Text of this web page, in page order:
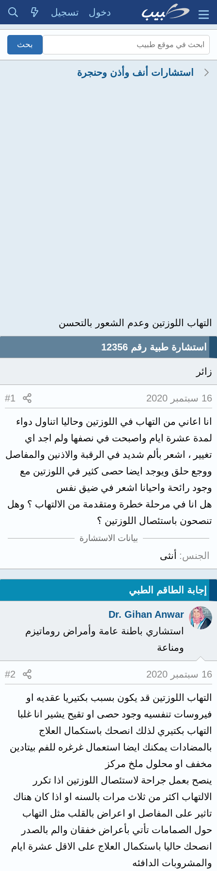
دخول تسجيل
استشارات أنف وأذن وحنجرة
التهاب اللوزتين وعدم الشعور بالتحسن
استشارة طبية رقم 12356
زائر
16 سبتمبر 2020 #1
انا اعاني من التهاب في اللوزتين وحاليا اتناول دواء
لمدة عشرة ايام واصبحت في نصفها ولم اجد اي
تغيير ، اشعر بألم شديد في الرقبة والاذنين والمفاصل
ووجع حلق ويوجد ايضا حصى كثير في اللوزتين مع
وجود رائحة واحيانا اشعر في ضيق نفس
هل انا في مرحلة خطرة ومتقدمة من الالتهاب ؟ وهل
تنصحون باستئصال اللوزتين ؟
بيانات الاستشارة
الجنس أنثى
إجابة الطاقم الطبي
Dr. Gihan Anwar
استشاري باطنة عامة وأمراض روماتيزم
ومناعة
16 سبتمبر 2020 #2
التهاب اللوزتين قد يكون بسبب بكتيريا عقديه او
فيروسات تنفسيه وجود حصى او تقيح يشير انا غلبا
التهاب بكتيري لذلك انصحك باستكمال العلاج
بالمضادات يمكنك ايضا استعمال غرغره للفم بيتادين
مخفف او محلول ملخ مركز
ينصح بعمل جراحة لاستئصال اللوزتين اذا تكرر
الالتهاب اكثر من ثلاث مرات بالسنه او اذا كان هناك
تاثير على المفاصل او اعراض بالقلب مثل التهاب
حول الصمامات تأتي بأعراض خفقان والم بالصدر
انصحك حاليا باستكمال العلاج على الاقل عشرة ايام
والمشروبات الدافئه